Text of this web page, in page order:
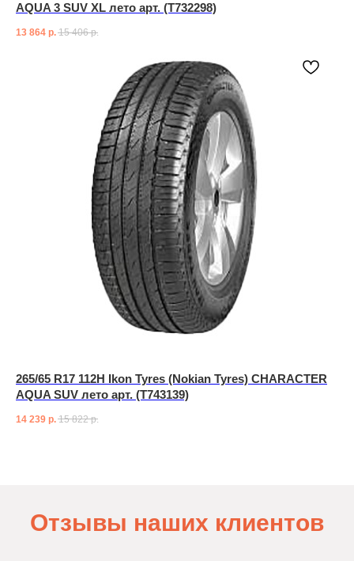
AQUA 3 SUV XL лето арт. (T732298)
13 864 р. 15 406 р.
265/65 R17 112H Ikon Tyres (Nokian Tyres) CHARACTER
AQUA SUV лето арт. (T743139)
14 239 р. 15 822 р.
Отзывы наших клиентов